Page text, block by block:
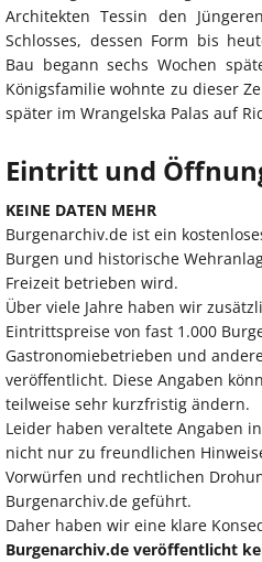
Architekten Tessin den
Schlosses, dessen Form bis
Bau begann sechs Wochen
Königsfamilie wohnte zu dieser
später im Wrangelska Palas auf
Eintritt und
KEINE DATEN MEHR
Burgenarchiv.de ist ein
Burgen und historische
Freizeit betrieben wird.
Über viele Jahre haben wir
Eintrittspreise von fast 1.000
Gastronomiebetrieben und
veröffentlicht. Diese Angaben
teilweise sehr kurzfristig ändern.
Leider haben veraltete Angaben
nicht nur zu freundlichen
Vorwürfen und rechtlichen
Burgenarchiv.de geführt.
Daher haben wir eine klare
Burgenarchiv.de veröffentlicht